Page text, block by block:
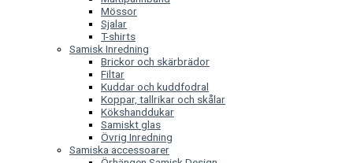
Mössor
Sjalar
T-shirts
Samisk Inredning
Brickor och skärbrädor
Filtar
Kuddar och kuddfodral
Koppar, tallrikar och skålar
Kökshanddukar
Samiskt glas
Övrig Inredning
Samiska accessoarer